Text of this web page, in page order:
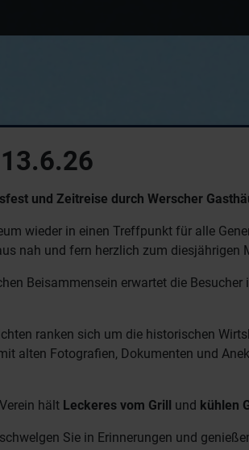
und Zeitreise durch Werscher
wieder in einen Treffpunkt für alle
nah und fern herzlich zum diesjährigen
Beisammensein erwartet die
ranken sich um die historischen
alten Fotografien, Dokumenten und
hält Leckeres vom Grill und kühlen
Sie in Erinnerungen und